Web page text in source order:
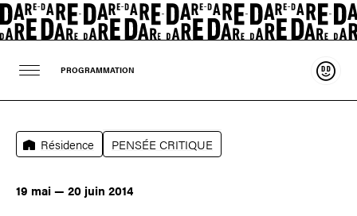
PROGRAMMATION
Résidence PENSÉE CRITIQUE
19 mai — 20 juin 2014